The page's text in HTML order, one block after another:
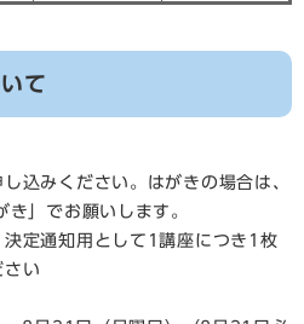
て
込みください。はがきの場合は、
」でお願いします。
定通知用として1講座につき1枚
さい